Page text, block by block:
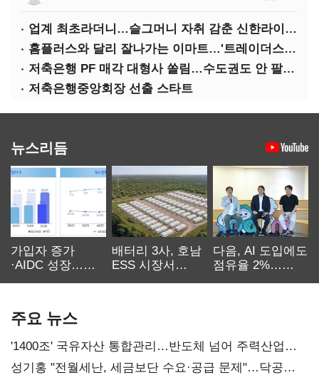
업계 최초라더니…슬그머니 자취 감춘 신한라이프 ‘상속증여연구소’
홈플러스와 달리 잘나가는 이마트…'트레이더스 삼성카드' 주목
저축은행 PF 매각 대형사 쏠림…수도권도 안 팔린다
저축은행중앙회장 선출 스타트
뉴스리듬
가입자 증가
·AIDC 성장…
배터리 3사, 호남
ESS 시장서
다음, AI 도입에도
점유율 2%…
주요 뉴스
'1400조' 국유자산 통합관리…반도체 넘어 주력산업
구조혁신
성기홍 "전월세난, 세금보단 수요·공급 문제"…닥공